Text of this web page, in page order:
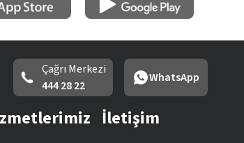
Çağrı Merkezi
444 28 22
WhatsApp
İletişim